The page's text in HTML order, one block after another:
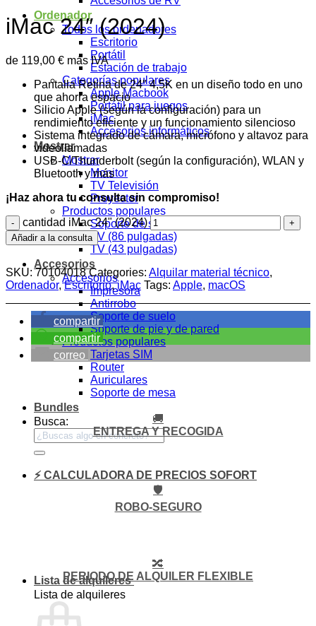
Ordenador
Todos los ordenadores
Escritorio
Portátil
Estación de trabajo
Categorías populares
Apple Macbook
Portátil para juegos
iMac
Accesorios informáticos
Mostrar
Mostrar
Monitor
TV Televisión
Proyector
Productos populares
Soporte de suelo de 32 a 70 pulgadas
TV (86 pulgadas)
TV (43 pulgadas)
Accesorios
Accesorios
Impresora
Antirrobo
Soporte de suelo
Soporte de pie y de pared
Productos populares
Tarjetas SIM
Router
Auriculares
Soporte de mesa
Bundles
Busca:
⚡ CALCULADORA DE PRECIOS SOFORT
Lista de alquileres
Lista de alquileres
iMac 24″ (2024)
de 119,00 € más IVA
Pantalla Retina de 24″ 4,5K en un diseño todo en uno
que ahorra espacio
Silicio Apple (según la configuración) para un
rendimiento eficiente y un funcionamiento silencioso
Sistema integrado de cámara, micrófono y altavoz para
videollamadas
USB-C/Thunderbolt (según la configuración), WLAN y
Bluetooth y más
¡Haz ahora tu consulta sin compromiso!
cantidad iMac 24" (2024)
Añadir a la consulta
SKU:70104018 Categories: Alquilar material técnico,
Ordenador,Escritorio,iMac Tags: Apple, macOS
compartir
compartir
correo
🚚
ENTREGA Y RECOGIDA
🛡️
ROBO-SEGURO
🔀
PERIODO DE ALQUILER FLEXIBLE